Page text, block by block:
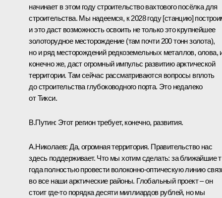
начинает в этом году строительство вахтового посёлка для
строительства. Мы надеемся, к 2028 году [станцию]
и это даст возможность освоить не только это крупнейшее
золоторудное месторождение (там почти 200 тонн золота),
но и ряд месторождений редкоземельных металлов, олова,
конечно же, даст огромный импульс развитию арктической
территории. Там сейчас рассматриваются вопросы вплоть
до строительства глубоководного порта. Это недалеко
от Тикси.
В.Путин: Этот регион требует, конечно, развития.
А.Николаев: Да, огромная территория. Правительство нас
здесь поддерживает. Что мы хотим сделать: за ближайшие
года полностью провести волоконно-оптическую линию
во все наши арктические районы. Глобальный проект – он
стоит где-то порядка десяти миллиардов рублей, но мы